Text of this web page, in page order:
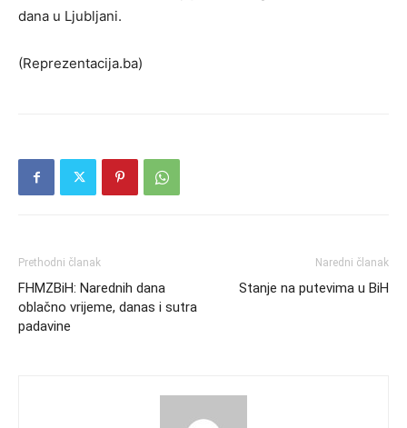
dana u Ljubljani.
(Reprezentacija.ba)
Prethodni članak
FHMZBiH: Narednih dana
oblačno vrijeme, danas i sutra
padavine
Naredni članak
Stanje na putevima u BiH